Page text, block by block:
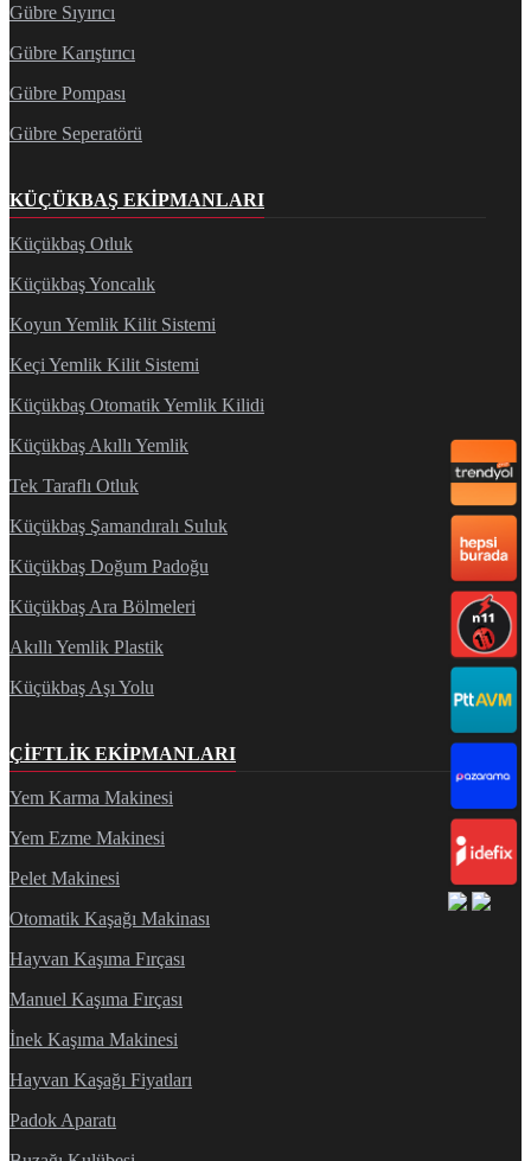
Gübre Sıyırıcı
Gübre Karıştırıcı
Gübre Pompası
Gübre Seperatörü
KÜÇÜKBAŞ EKIPMANLARI
Küçükbaş Otluk
Küçükbaş Yoncalık
Koyun Yemlik Kilit Sistemi
Keçi Yemlik Kilit Sistemi
Küçükbaş Otomatik Yemlik Kilidi
Küçükbaş Akıllı Yemlik
Tek Taraflı Otluk
Küçükbaş Şamandıralı Suluk
Küçükbaş Doğum Padoğu
Küçükbaş Ara Bölmeleri
Akıllı Yemlik Plastik
Küçükbaş Aşı Yolu
ÇIFTLIK EKIPMANLARI
Yem Karma Makinesi
Yem Ezme Makinesi
Pelet Makinesi
Otomatik Kaşağı Makinası
Hayvan Kaşıma Fırçası
Manuel Kaşıma Fırçası
İnek Kaşıma Makinesi
Hayvan Kaşağı Fiyatları
Padok Aparatı